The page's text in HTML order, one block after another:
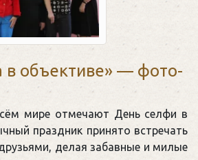
в объективе» — фото-
мире отмечают День селфи в
праздник принято встречать
делая забавные и милые